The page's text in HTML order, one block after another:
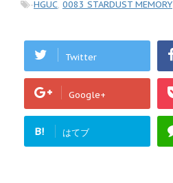
-HGUC, 0083 STARDUST MEMORY
Twitter
Google+
B! はてブ